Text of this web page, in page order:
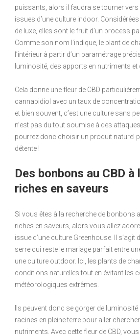
puissants, alors il faudra se tourner vers
issues d’une culture indoor.
de luxe, elles sont le fruit d’un process
Comme son nom l’indique, le plant de
l’intérieur à partir d’un paramétrage
luminosité, des apports en nutriments et
Cela donne une fleur de CBD
cannabidiol avec un taux de
et bien souvent, c’est une culture sans
n’est pas du tout soumise à des
pourrez donc choisir un produit naturel
détente !
Des bonbons au CBD à
riches en saveurs
Si vous êtes à la recherche de bonbons
riches en saveurs, alors vous allez
issue d’une culture Greenhouse. Il s’agit
serre qui reste le mariage parfait entre
une culture outdoor. Ici, les plants de
conditions naturelles tout en évitant les
météorologiques extrêmes.
Ils peuvent donc se gorger de
racines en pleine terre pour aller
nutriments. Avec cette fleur de CBD,